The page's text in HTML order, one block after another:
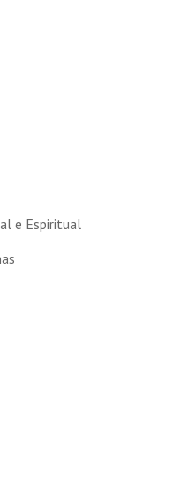
e Espiritual